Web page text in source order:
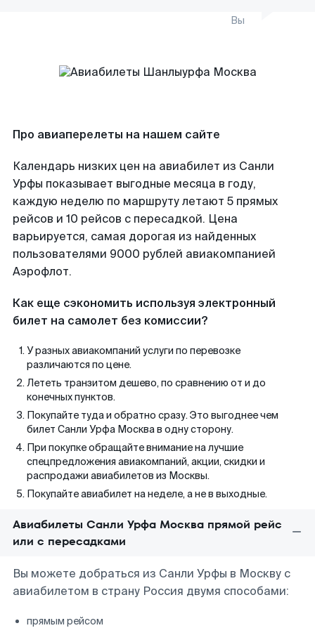
Вы
Про авиаперелеты на нашем сайте
Календарь низких цен на авиабилет из Санли
Урфы показывает выгодные месяца в году,
каждую неделю по маршруту летают 5 прямых
рейсов и 10 рейсов с пересадкой. Цена
варьируется, самая дорогая из найденных
пользователями 9000 рублей авиакомпанией
Аэрофлот.
Как еще сэкономить используя электронный
билет на самолет без комиссии?
У разных авиакомпаний услуги по перевозке
различаются по цене.
Лететь транзитом дешево, по сравнению от и до
конечных пунктов.
Покупайте туда и обратно сразу. Это выгоднее чем
билет Санли Урфа Москва в одну сторону.
При покупке обращайте внимание на лучшие
спецпредложения авиакомпаний, акции, скидки и
распродажи авиабилетов из Москвы.
Покупайте авиабилет на неделе, а не в выходные.
Авиабилеты Санли Урфа Москва прямой рейс
или с пересадками
Вы можете добраться из Санли Урфы в Москву с
авиабилетом в страну Россия двумя способами:
прямым рейсом